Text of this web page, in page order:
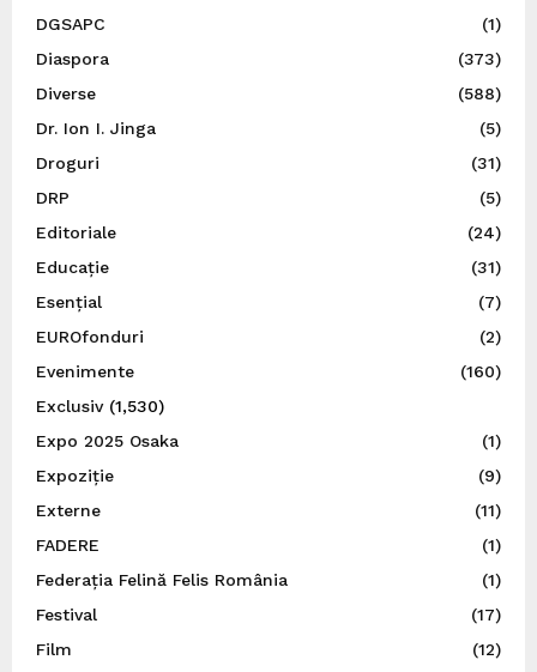
DGSAPC
(1)
Diaspora
(373)
Diverse
(588)
Dr. Ion I. Jinga
(5)
Droguri
(31)
DRP
(5)
Editoriale
(24)
Educație
(31)
Esențial
(7)
EUROfonduri
(2)
Evenimente
(160)
Exclusiv(1,530)
Expo 2025 Osaka
(1)
Expoziție
(9)
Externe
(11)
FADERE
(1)
Federația Felină Felis România
(1)
Festival
(17)
Film
(12)